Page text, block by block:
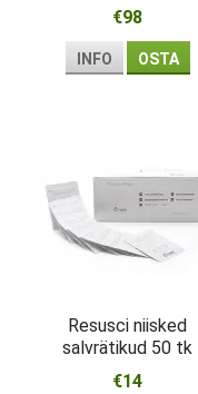
€98
INFO OSTA
Resusci niisked
salvrätikud 50 tk
€14